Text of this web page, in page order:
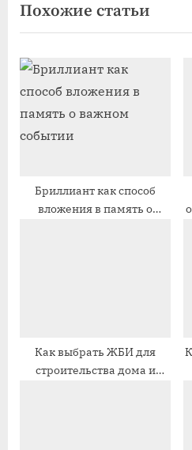
д
у
щ
а
я
з
а
и
д
у
ю
щ
а
я
з
п
и
Похожие статьи
Бриллиант как способ
вложения в память о
Как выбрать ЖБИ для
строительства дома и